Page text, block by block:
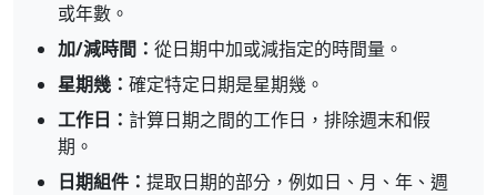
或年數。
加/減時間： 從日期中加或減指定的時間量。
星期幾： 確定特定日期是星期幾。
工作日： 計算日期之間的工作日，排除週末和假
期。
日期組件： 提取日期的部分，例如日、月、年、週